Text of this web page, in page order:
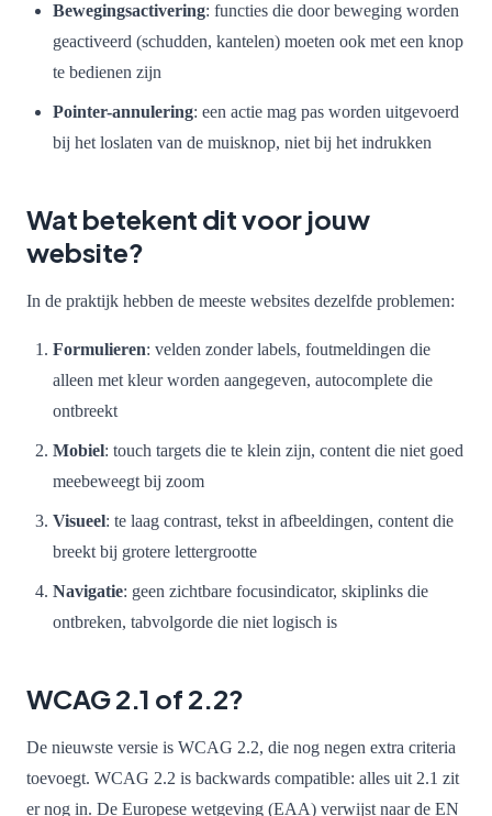
Bewegingsactivering: functies die door beweging worden
geactiveerd (schudden, kantelen) moeten ook met een knop
te bedienen zijn
Pointer-annulering: een actie mag pas worden uitgevoerd
bij het loslaten van de muisknop, niet bij het indrukken
Wat betekent dit voor jouw
website?
In de praktijk hebben de meeste websites dezelfde problemen:
Formulieren: velden zonder labels, foutmeldingen die
alleen met kleur worden aangegeven, autocomplete die
ontbreekt
Mobiel: touch targets die te klein zijn, content die niet goed
meebeweegt bij zoom
Visueel: te laag contrast, tekst in afbeeldingen, content die
breekt bij grotere lettergrootte
Navigatie: geen zichtbare focusindicator, skiplinks die
ontbreken, tabvolgorde die niet logisch is
WCAG 2.1 of 2.2?
De nieuwste versie is WCAG 2.2, die nog negen extra criteria
toevoegt. WCAG 2.2 is backwards compatible: alles uit 2.1 zit
er nog in. De Europese wetgeving (EAA) verwijst naar de EN